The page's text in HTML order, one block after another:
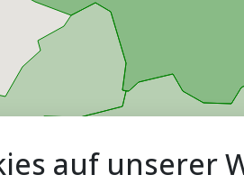
auf unserer